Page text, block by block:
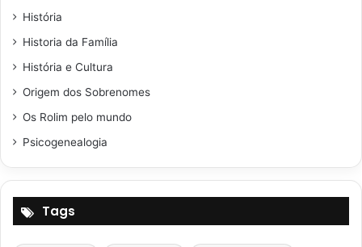
História
Historia da Família
História e Cultura
Origem dos Sobrenomes
Os Rolim pelo mundo
Psicogenealogia
Tags